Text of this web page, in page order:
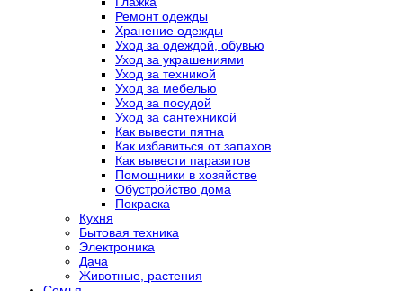
Ремонт одежды
Хранение одежды
Уход за одеждой, обувью
Уход за украшениями
Уход за техникой
Уход за мебелью
Уход за посудой
Уход за сантехникой
Как вывести пятна
Как избавиться от запахов
Как вывести паразитов
Помощники в хозяйстве
Обустройство дома
Покраска
Кухня
Бытовая техника
Электроника
Дача
Животные, растения